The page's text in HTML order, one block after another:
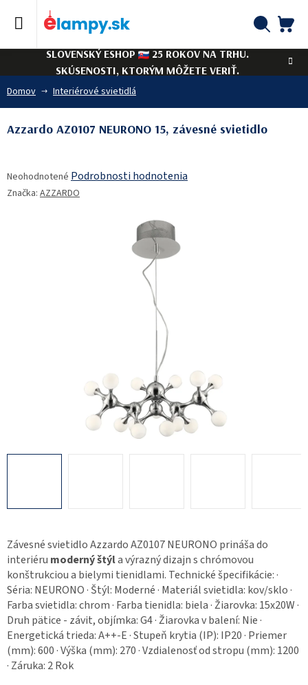
SLOVENSKÝ ESHOP
25 ROKOV NA TRHU.
SKÚSENOSTI, KTORÝM MÔŽETE VERIŤ.
Domov Interiérové svietidlá
Závesné svietidlo Azzardo AZ0107 NEURONO prináša do
interiéru moderný štýla výrazný dizajn s chrómovou
konštrukciou a bielymi tienidlami. Technické špecifikácie: ·
Séria: NEURONO · Štýl: Moderné · Materiál svietidla: kov/sklo ·
Farba svietidla: chrom · Farba tienidla: biela · Žiarovka: 15x20W ·
Druh pätice - závit, objímka: G4 · Žiarovka v balení: Nie ·
Energetická trieda: A++-E · Stupeň krytia (IP): IP20 · Priemer
(mm): 600 · Výška (mm): 270 · Vzdialenosť od stropu (mm): 1200
· Záruka: 2 Rok
Azzardo AZ0107 NEURONO 15, závesné svietidlo
hodnotenie
produktu
Neohodnotené Podrobnosti hodnotenia
Značka: AZZARDO